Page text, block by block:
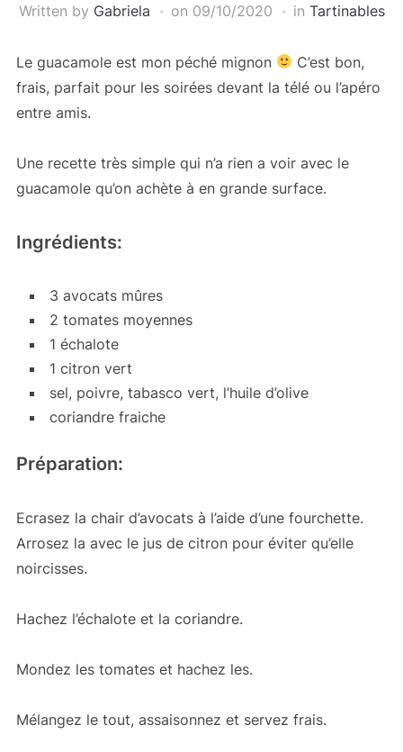
Written by Gabriela on 09/10/2020 in Tartinables
Le guacamole est mon péché mignon
C’est bon,
frais, parfait pour les soirées devant la télé ou l’apéro
entre amis.
Une recette très simple qui n’a rien a voir avec le
guacamole qu’on achète à en grande surface.
Ingrédients:
3 avocats mûres
2 tomates moyennes
1 échalote
1 citron vert
sel, poivre, tabasco vert, l’huile d’olive
coriandre fraiche
Préparation:
Ecrasez la chair d’avocats à l’aide d’une fourchette.
Arrosez la avec le jus de citron pour éviter qu’elle
noircisses.
Hachez l’échalote et la coriandre.
Mondez les tomates et hachez les.
Mélangez le tout, assaisonnez et servez frais.